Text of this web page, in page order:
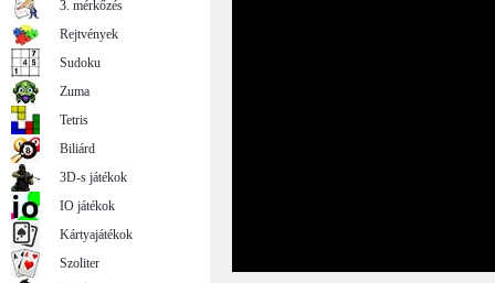
3. mérkőzés
Rejtvények
Sudoku
Zuma
Tetris
Biliárd
3D-s játékok
IO játékok
Kártyajátékok
Szoliter